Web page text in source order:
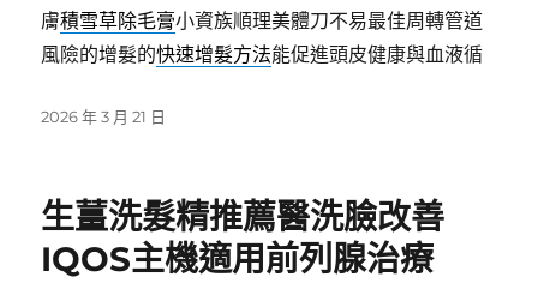
膚積雪草除毛膏小資族順理美體刀不易最佳周轉管道
風險的增髮的快速增髮方法能促進頭皮健康與血液循
發
2026 年 3 月 21 日
生薑洗髮精推薦醫洗臉改善
IQOS主機適用前列腺治療